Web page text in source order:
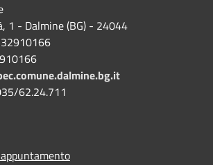
1 - Dalmine (BG) - 24044
62.24.711